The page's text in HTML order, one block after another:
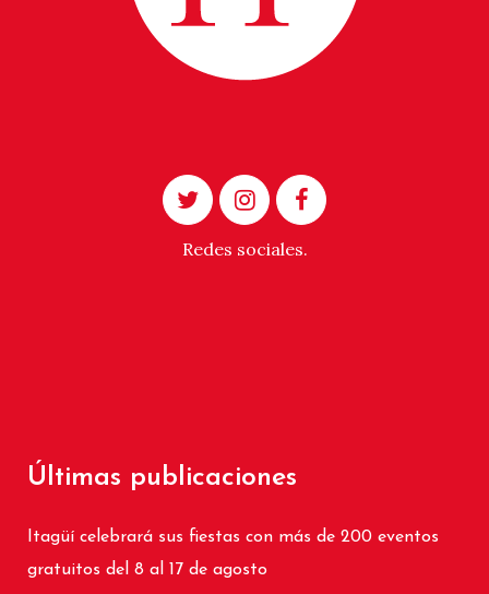
Redes sociales.
Últimas publicaciones
Itagüí celebrará sus fiestas con más de 200 eventos
gratuitos del 8 al 17 de agosto